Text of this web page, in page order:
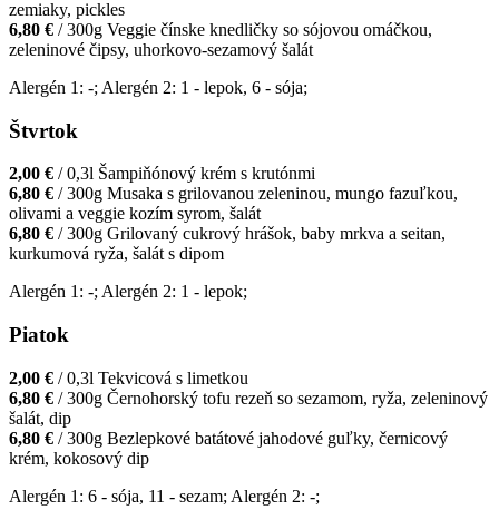
zemiaky, pickles
6,80 € / 300g Veggie čínske knedličky so sójovou omáčkou,
zeleninové čipsy, uhorkovo-sezamový šalát
Alergén 1: -; Alergén 2: 1 - lepok, 6 - sója;
Štvrtok
2,00 € / 0,3l Šampiňónový krém s krutónmi
6,80 € / 300g Musaka s grilovanou zeleninou, mungo fazuľkou,
olivami a veggie kozím syrom, šalát
6,80 € / 300g Grilovaný cukrový hrášok, baby mrkva a seitan,
kurkumová ryža, šalát s dipom
Alergén 1: -; Alergén 2: 1 - lepok;
Piatok
2,00 € / 0,3l Tekvicová s limetkou
6,80 € / 300g Černohorský tofu rezeň so sezamom, ryža, zeleninový
šalát, dip
6,80 € / 300g Bezlepkové batátové jahodové guľky, černicový
krém, kokosový dip
Alergén 1: 6 - sója, 11 - sezam; Alergén 2: -;